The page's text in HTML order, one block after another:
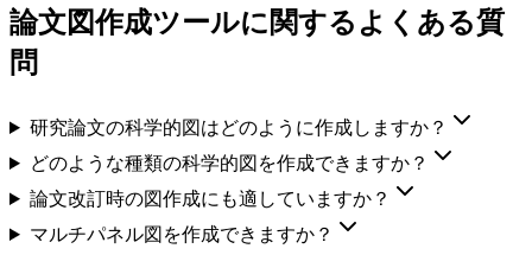
論文図作成ツールに関するよくある質
問
研究論文の科学的図はどのように作成しますか？
どのような種類の科学的図を作成できますか？
論文改訂時の図作成にも適していますか？
マルチパネル図を作成できますか？